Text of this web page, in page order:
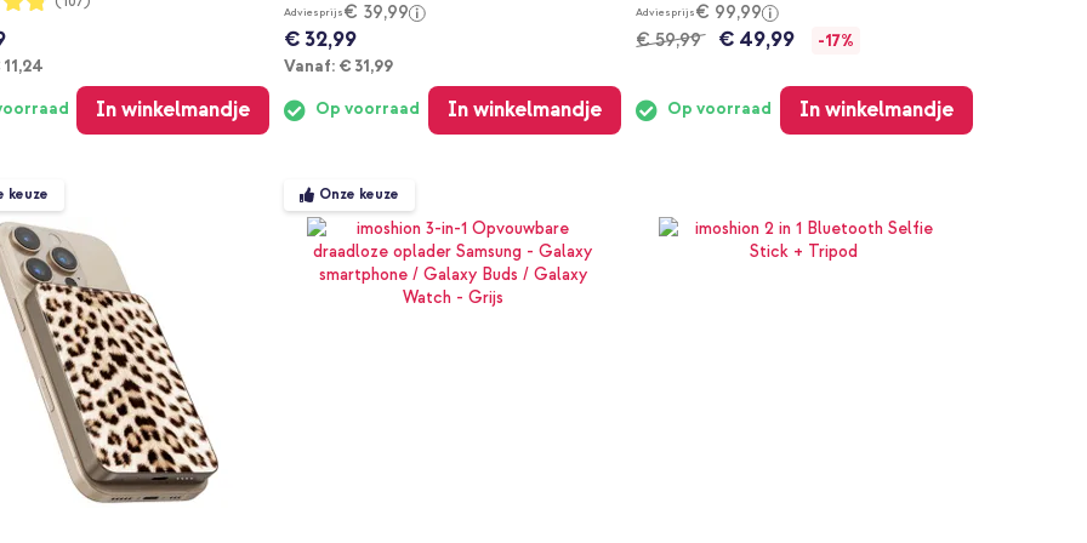
In winkelmandje
Adviesprijs€ 39,99
€ 32,99
Vanaf: Vanaf
€ 31,99
Op voorraad In winkelmandje
Adviesprijs€ 99,99
€ 59,99
€ 49,99 -17%
Op voorraad In winkelmandje
keuze Onze keuze